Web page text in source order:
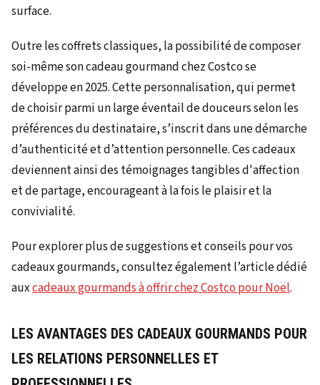
surface.
Outre les coffrets classiques, la possibilité de composer
soi-même son cadeau gourmand chez Costco se
développe en 2025. Cette personnalisation, qui permet
de choisir parmi un large éventail de douceurs selon les
préférences du destinataire, s’inscrit dans une démarche
d’authenticité et d’attention personnelle. Ces cadeaux
deviennent ainsi des témoignages tangibles d'affection
et de partage, encourageant à la fois le plaisir et la
convivialité.
Pour explorer plus de suggestions et conseils pour vos
cadeaux gourmands, consultez également l’article dédié
auxcadeaux gourmands à offrir chez Costco pour Noël.
LES AVANTAGES DES CADEAUX GOURMANDS POUR
LES RELATIONS PERSONNELLES ET